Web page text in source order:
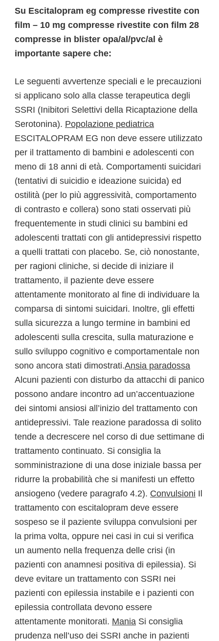
Su Escitalopram eg compresse rivestite con
film – 10 mg compresse rivestite con film 28
compresse in blister opa/al/pvc/al è
importante sapere che:
Le seguenti avvertenze speciali e le precauzioni
si applicano solo alla classe terapeutica degli
SSRI (Inibitori Selettivi della Ricaptazione della
Serotonina). Popolazione pediatrica
ESCITALOPRAM EG non deve essere utilizzato
per il trattamento di bambini e adolescenti con
meno di 18 anni di età. Comportamenti suicidari
(tentativi di suicidio e ideazione suicida) ed
ostilità (per lo più aggressività, comportamento
di contrasto e collera) sono stati osservati più
frequentemente in studi clinici su bambini ed
adolescenti trattati con gli antidepressivi rispetto
a quelli trattati con placebo. Se, ciò nonostante,
per ragioni cliniche, si decide di iniziare il
trattamento, il paziente deve essere
attentamente monitorato al fine di individuare la
comparsa di sintomi suicidari. Inoltre, gli effetti
sulla sicurezza a lungo termine in bambini ed
adolescenti sulla crescita, sulla maturazione e
sullo sviluppo cognitivo e comportamentale non
sono ancora stati dimostrati.Ansia paradossa
Alcuni pazienti con disturbo da attacchi di panico
possono andare incontro ad un’accentuazione
dei sintomi ansiosi all’inizio del trattamento con
antidepressivi. Tale reazione paradossa di solito
tende a decrescere nel corso di due settimane di
trattamento continuato. Si consiglia la
somministrazione di una dose iniziale bassa per
ridurre la probabilità che si manifesti un effetto
ansiogeno (vedere paragrafo 4.2). Convulsioni Il
trattamento con escitalopram deve essere
sospeso se il paziente sviluppa convulsioni per
la prima volta, oppure nei casi in cui si verifica
un aumento nella frequenza delle crisi (in
pazienti con anamnesi positiva di epilessia). Si
deve evitare un trattamento con SSRI nei
pazienti con epilessia instabile e i pazienti con
epilessia controllata devono essere
attentamente monitorati. Mania Si consiglia
prudenza nell’uso dei SSRI anche in pazienti